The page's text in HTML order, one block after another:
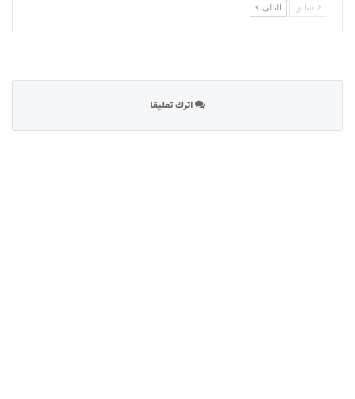
سابق التالى
اترك تعليقا